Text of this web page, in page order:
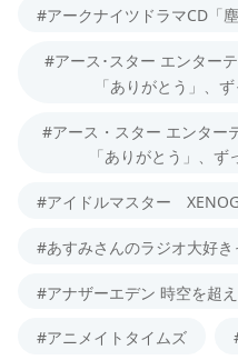
#アークナイツドラマCD「
#アース･スター エンター
「ありがとう」、
#アース・スター エンター
「ありがとう」、
#アイドルマスター
#あすみさんのラジオ大好
#アナザーエデン 時空を超
#アニメイトタイムズ